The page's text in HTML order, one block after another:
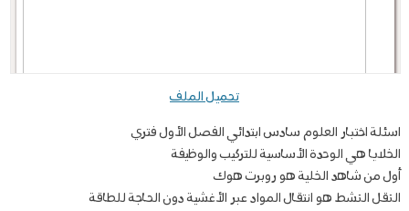
تحميل الملف
اسئلة اختبار العلوم سادس ابتدائي الفصل الأول فتري
الخلايا هي الوحدة الأساسية للتركيب والوظيفة
أول من شاهد الخلية هو روبرت هوك
النقل النشط هو انتقال المواد عبر الأغشية دون الحاجة للطاقة